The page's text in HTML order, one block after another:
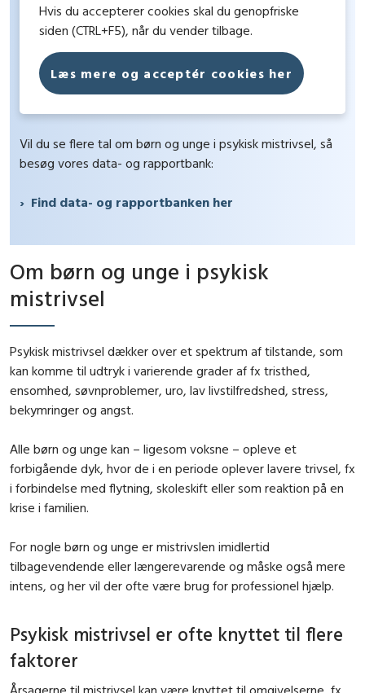
Hvis du accepterer cookies skal du genopfriske
siden (CTRL+F5), når du vender tilbage.
Læs mere og acceptér cookies her
Vil du se flere tal om børn og unge i psykisk mistrivsel, så
besøg vores data- og rapportbank:
Find data- og rapportbanken her
Om børn og unge i psykisk
mistrivsel
Psykisk mistrivsel dækker over et spektrum af tilstande, som
kan komme til udtryk i varierende grader af fx tristhed,
ensomhed, søvnproblemer, uro, lav livstilfredshed, stress,
bekymringer og angst.
Alle børn og unge kan – ligesom voksne – opleve et
forbigående dyk, hvor de i en periode oplever lavere trivsel, fx
i forbindelse med flytning, skoleskift eller som reaktion på en
krise i familien.
For nogle børn og unge er mistrivslen imidlertid
tilbagevendende eller længerevarende og måske også mere
intens, og her vil der ofte være brug for professionel hjælp.
Psykisk mistrivsel er ofte knyttet til flere
faktorer
Årsagerne til mistrivsel kan være knyttet til omgivelserne, fx